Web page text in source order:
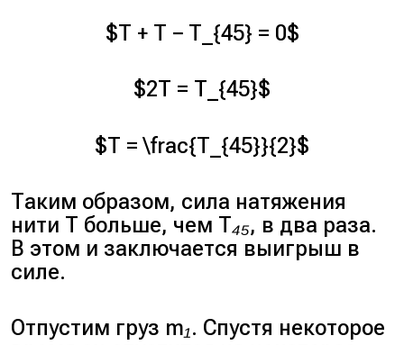
$T + T − T_{45} = 0$
$2T = T_{45}$
$T = \frac{T_{45}}{2}$
Таким образом, сила натяжения
нити T больше, чем T₄₅, в два раза.
В этом и заключается выигрыш в
силе.
Отпустим груз m₁. Спустя некоторое